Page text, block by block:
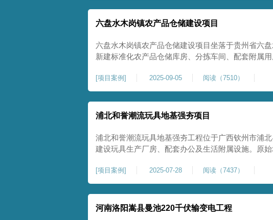
六盘水木岗镇农产品仓储建设项目
六盘水木岗镇农产品仓储建设项目坐落于贵州省六
新建标准化农产品仓储库房、分拣车间、配套附属
体承载力偏弱、均匀性不足。农产品仓储建筑需长期
地基沉降稳定性、整体密实度要求较高，
[项目案例 ] 2025-09-05 阅读（7510）
浦北和誉潮流玩具地基强夯项目
浦北和誉潮流玩具地基强夯工程位于广西钦州市浦
建设玩具生产厂房、配套办公及生活附属设施。原
差，若直接施工易出现地基不均匀沉降、地面开裂、
无法满足工业厂房长期荷载及规范建设标
[项目案例 ] 2025-07-28 阅读（7437）
河南洛阳嵩县曼池220千伏输变电工程